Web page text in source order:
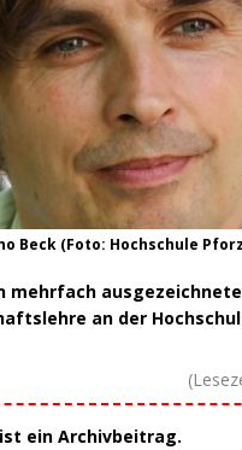
Beck (Foto: Hochschule
mehrfach
an der
ein Archivbeitrag.